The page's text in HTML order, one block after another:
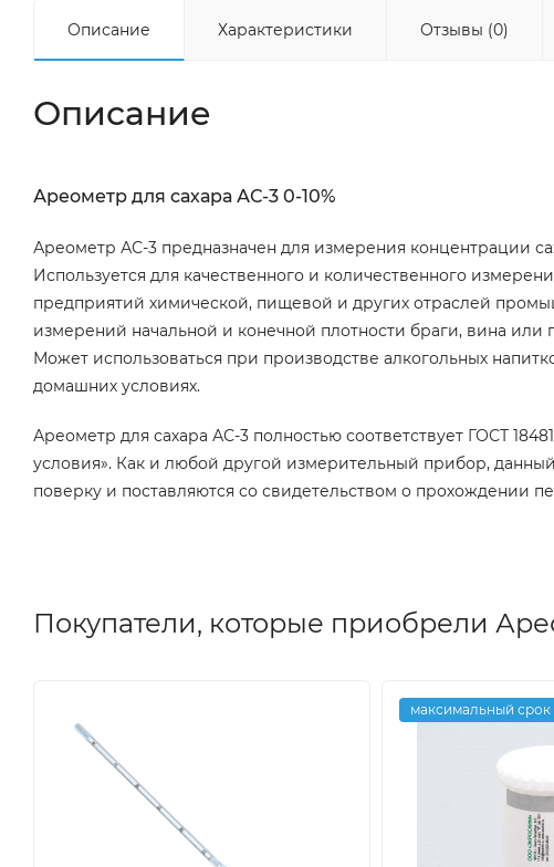
Описание Характеристики Отзывы (0)
Описание
Ареометр для сахара АС-3 0-10%
Ареометр АС-3 предназначен для измерения концентрации
Используется для качественного и количественного
предприятий химической, пищевой и других отраслей
измерений начальной и конечной плотности браги, вина
Может использоваться при производстве алкогольных
домашних условиях.
Ареометр для сахара АС-3 полностью соответствует ГОСТ
условия». Как и любой другой измерительный прибор,
поверку и поставляются со свидетельством о прохождении
Покупатели, которые приобрели
максимальный срок